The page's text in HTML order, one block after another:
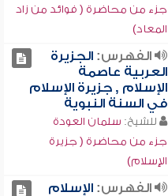
جزء من محاضرة ( فوائد من زاد
المعاد)
الفهرس:الجزيرة
العربية عاصمة
الإسلام , جزيرة الإسلام
في السنة النبوية
للشيخ: سلمان العودة
جزء من محاضرة ( جزيرة
الإسلام)
الفهرس:الإسلام